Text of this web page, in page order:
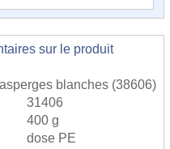
sur le produit
blanches (38606)
31406
400 g
dose PE